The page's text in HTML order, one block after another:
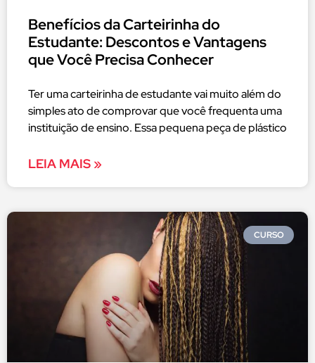
Benefícios da Carteirinha do
Estudante: Descontos e Vantagens
que Você Precisa Conhecer
Ter uma carteirinha de estudante vai muito além do
simples ato de comprovar que você frequenta uma
instituição de ensino. Essa pequena peça de plástico
LEIA MAIS »
CURSO